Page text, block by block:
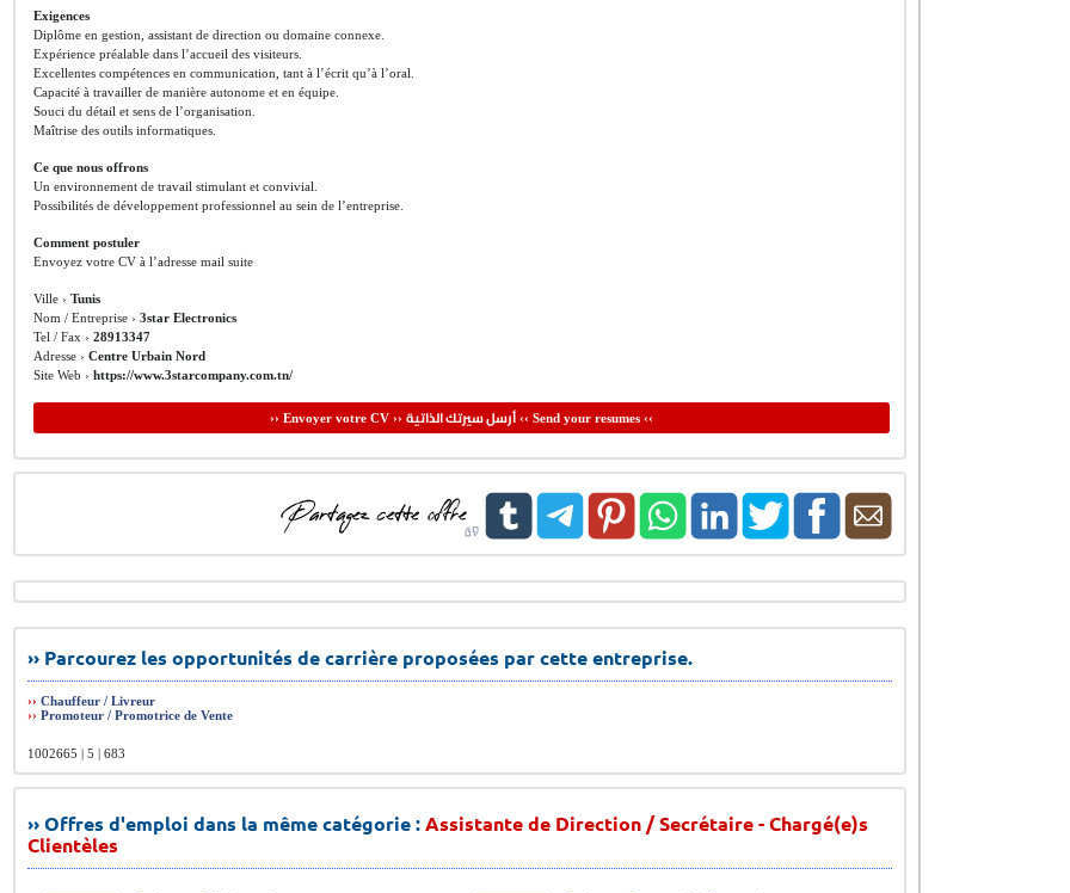
Exigences
Diplôme en gestion, assistant de direction ou domaine connexe.
Expérience préalable dans l’accueil des visiteurs.
Excellentes compétences en communication, tant à l’écrit qu’à l’oral.
Capacité à travailler de manière autonome et en équipe.
Souci du détail et sens de l’organisation.
Maîtrise des outils informatiques.
Ce que nous offrons
Un environnement de travail stimulant et convivial.
Possibilités de développement professionnel au sein de l’entreprise.
Comment postuler
Envoyez votre CV à l’adresse mail suite
Ville › Tunis
Nom / Entreprise › 3star Electronics
Tel / Fax › 28913347
Adresse › Centre Urbain Nord
Site Web › https://www.3starcompany.com.tn/
›› Envoyer votre CV ›› أرسل سيرتك الذاتية‹‹ Send your resumes ‹‹
›› Parcourez les opportunités de carrière proposées par cette entreprise.
›› Chauffeur / Livreur
›› Promoteur / Promotrice de Vente
1002665 | 5 | 683
›› Offres d'emploi dans la même catégorie :Assistante de Direction / Secrétaire - Chargé(e)s
Clientèles